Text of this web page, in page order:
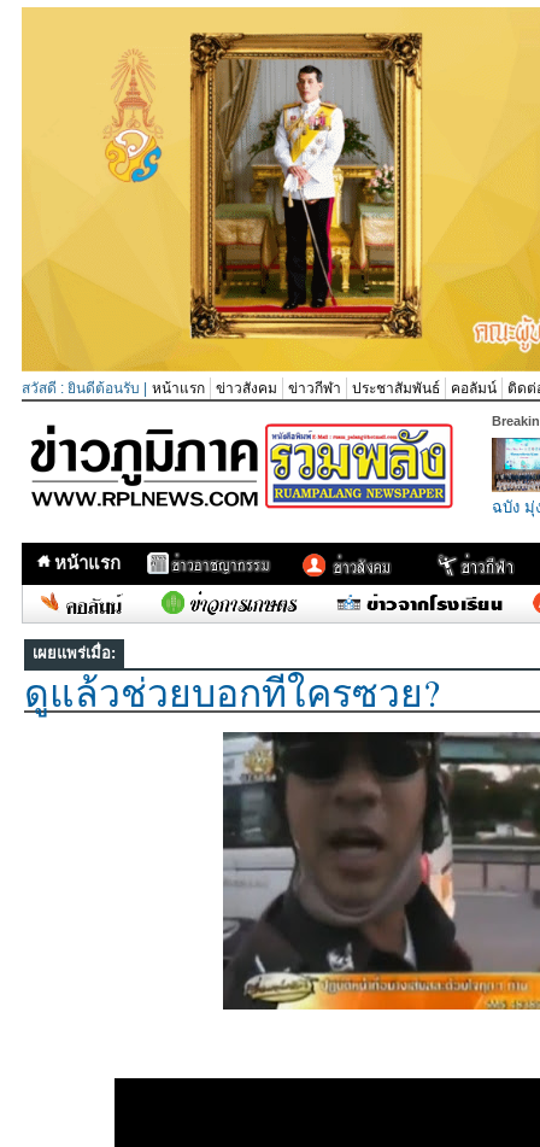
สวัสดี : ยินดีต้อนรับ | หน้าแรก ข่าวสังคม ข่าวกีฬา ประชาสัมพันธ์ คอลัมน์ ติดต่
ฉบัง มุ่
หน้าแรก
เผยแพร่เมื่อ:
ดูแล้วช่วยบอกทีใครซวย?